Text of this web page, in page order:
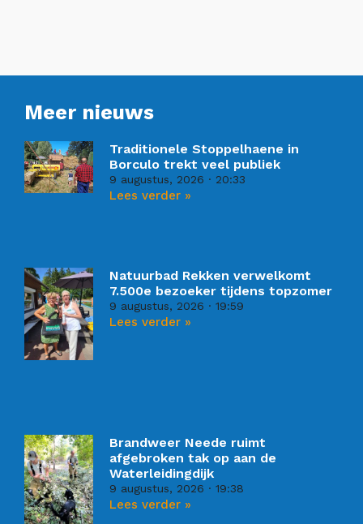
Meer nieuws
Traditionele Stoppelhaene in
Borculo trekt veel publiek
9 augustus, 2026 20:33
Lees verder »
Natuurbad Rekken verwelkomt
7.500e bezoeker tijdens topzomer
9 augustus, 2026 19:59
Lees verder »
Brandweer Neede ruimt
afgebroken tak op aan de
Waterleidingdijk
9 augustus, 2026 19:38
Lees verder »